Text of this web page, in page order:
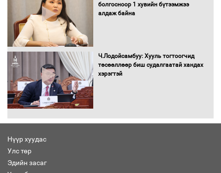
болгосноор 1 хувийн бүтээмжээ
алдаж байна
Ч.Лодойсамбуу: Хууль тогтоогчид
төсөөллөөр биш судалгаатай хандах
хэрэгтэй
Нүүр хуудас
Улс төр
Эдийн засаг